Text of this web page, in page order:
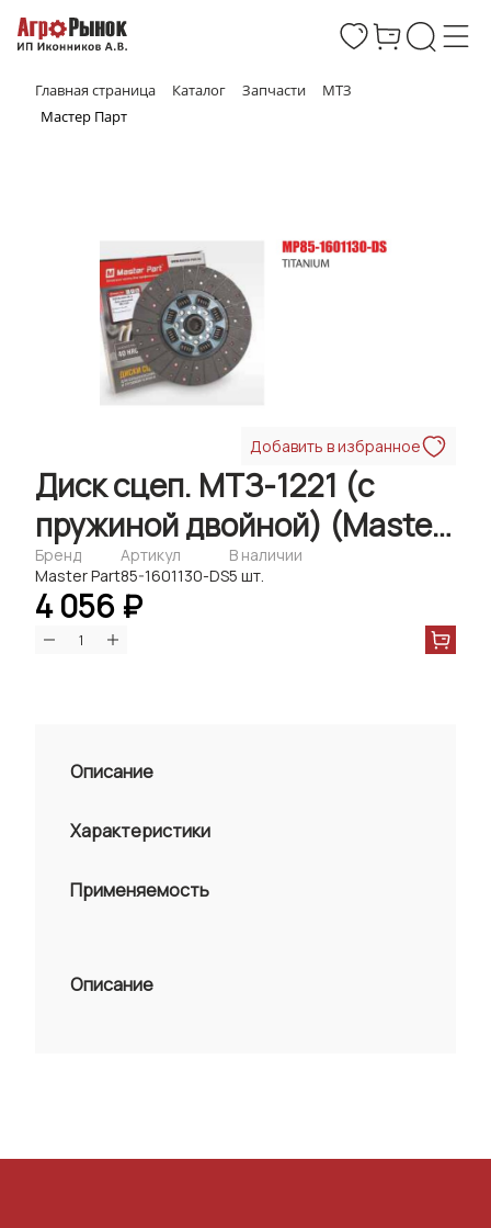
Главная страница Каталог Запчасти
МТЗ
Мастер Парт
Добавить в избранное
Диск сцеп. МТЗ-1221 (с
пружиной двойной) (Master-
Parts)
Бренд
Master Part
Артикул
85-1601130-DS
В наличии
5 шт.
4 056 ₽
Описание
Характеристики
Применяемость
Описание